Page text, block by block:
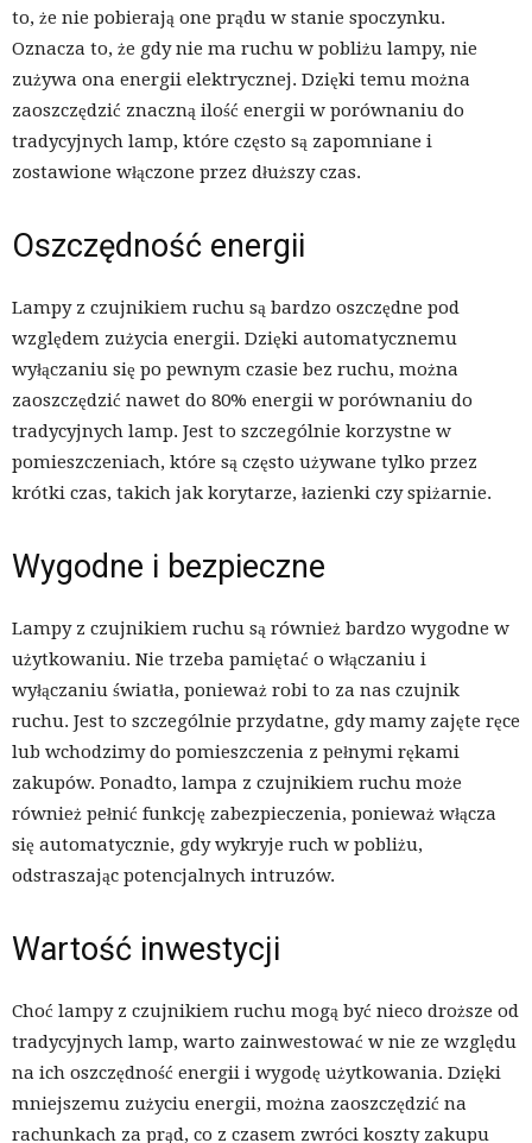
to, że nie pobierają one prądu w stanie spoczynku.
Oznacza to, że gdy nie ma ruchu w pobliżu lampy, nie
zużywa ona energii elektrycznej. Dzięki temu można
zaoszczędzić znaczną ilość energii w porównaniu do
tradycyjnych lamp, które często są zapomniane i
zostawione włączone przez dłuższy czas.
Oszczędność energii
Lampy z czujnikiem ruchu są bardzo oszczędne pod
względem zużycia energii. Dzięki automatycznemu
wyłączaniu się po pewnym czasie bez ruchu, można
zaoszczędzić nawet do 80% energii w porównaniu do
tradycyjnych lamp. Jest to szczególnie korzystne w
pomieszczeniach, które są często używane tylko przez
krótki czas, takich jak korytarze, łazienki czy spiżarnie.
Wygodne i bezpieczne
Lampy z czujnikiem ruchu są również bardzo wygodne w
użytkowaniu. Nie trzeba pamiętać o włączaniu i
wyłączaniu światła, ponieważ robi to za nas czujnik
ruchu. Jest to szczególnie przydatne, gdy mamy zajęte ręce
lub wchodzimy do pomieszczenia z pełnymi rękami
zakupów. Ponadto, lampa z czujnikiem ruchu może
również pełnić funkcję zabezpieczenia, ponieważ włącza
się automatycznie, gdy wykryje ruch w pobliżu,
odstraszając potencjalnych intruzów.
Wartość inwestycji
Choć lampy z czujnikiem ruchu mogą być nieco droższe od
tradycyjnych lamp, warto zainwestować w nie ze względu
na ich oszczędność energii i wygodę użytkowania. Dzięki
mniejszemu zużyciu energii, można zaoszczędzić na
rachunkach za prąd, co z czasem zwróci koszty zakupu